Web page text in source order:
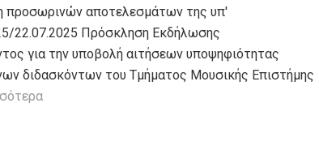
προσωρινών αποτελεσμάτων της υπ'
22.07.2025 Πρόσκληση Εκδήλωσης
για την υποβολή αιτήσεων υποψηφιότητας
διδασκόντων του Τμήματος Μουσικής Επιστήμης